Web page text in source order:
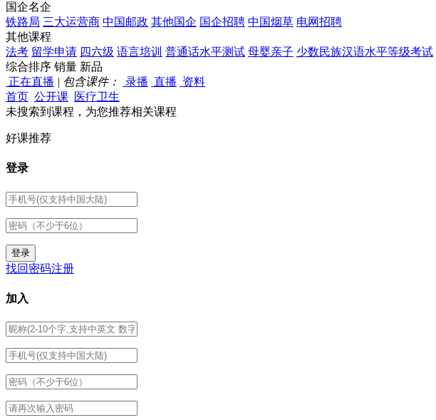
国企名企
铁路局 三大运营商 中国邮政 其他国企 国企招聘 中国烟草 电网招聘
其他课程
法考 留学申请 四六级 语言培训 普通话水平测试 母婴亲子 少数民族汉语水平等级考试
综合排序 销量 新品
正在直播 | 包含课件： 录播 直播 资料
首页 公开课 医疗卫生
未搜索到课程，为您推荐相关课程
好课推荐
登录
找回密码注册
加入